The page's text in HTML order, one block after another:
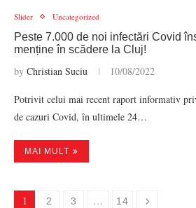
Slider Uncategorized
Peste 7.000 de noi infectări Covid
menține în scădere la Cluj!
by Christian Suciu 10/08/2022
Potrivit celui mai recent raport informativ
de cazuri Covid, în ultimele 24…
MAI MULT
1 2 3 … 14